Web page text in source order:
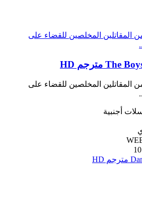
المقاتلين المخلصين للقضاء على
المقاتلين المخلصين للقضاء على
أجنبية